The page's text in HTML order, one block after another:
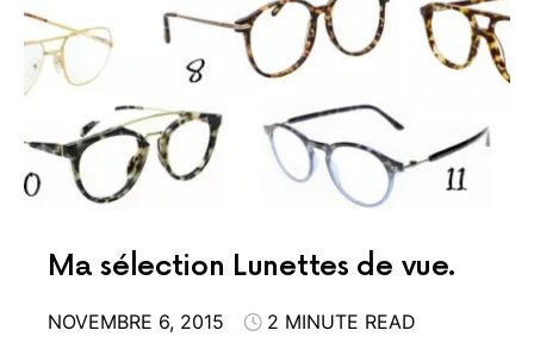
Ma sélection Lunettes de vue.
NOVEMBRE 6, 2015 2 MINUTE READ